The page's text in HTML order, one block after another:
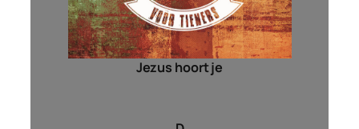
Jezus hoort je